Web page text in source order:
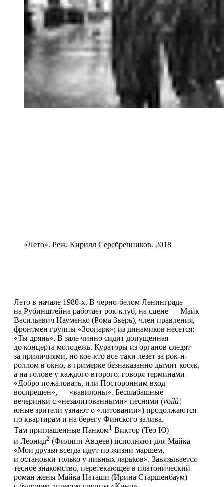
«Лето». Реж. Кирилл Серебренников. 2018
Лето в начале 1980-х. В черно-белом Ленинграде
на Рубинштейна работает рок-клуб, на сцене — Майк
Васильевич Науменко (Рома Зверь), член правления,
фронтмен группы «Зоопарк»; из динамиков несется:
«Ты дрянь». В зале чинно сидит допущенная
до концерта молодежь. Кураторы из органов следят
за приличиями, но кое-кто все-таки лезет за рок-н-
роллом в окно, в гримерке безнаказанно дымит косяк,
а на голове у каждого второго, говоря терминами
«Добро пожаловать, или Посторонним вход
воспрещен», — «вавилоны». Бесшабашные
вечеринки с «незалитованными» песнями (voilà!
юные зрители узнают о «литовании») продолжаются
по квартирам и на берегу Финского залива.
Там приглашенные Панком1 Виктор (Тео Ю)
и Леонид2 (Филипп Авдеев) исполняют для Майка
«Мои друзья всегда идут по жизни маршем,
и остановки только у пивных ларьков». Завязывается
тесное знакомство, перетекающее в платонический
роман жены Майка Наташи (Ирина Старшенбаум)